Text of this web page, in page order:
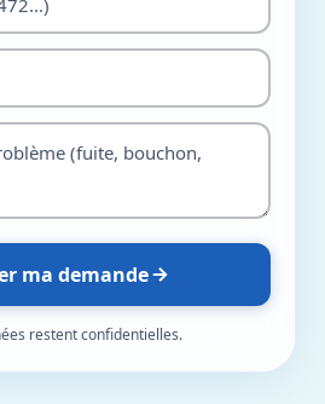
ma demande
restent confidentielles.